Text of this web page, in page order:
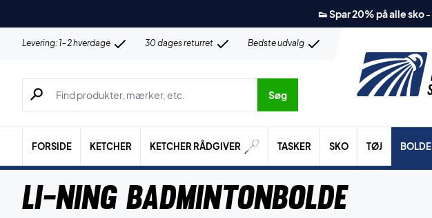
👟 Spar 20% på alle sko-
Levering: 1-2 hverdage 30 dages returret Bedste udvalg
Søg efter produkter, mærker etc.
Søg
FORSIDE KETCHER KETCHER RÅDGIVER TASKER SKO TØJ BOLDE
Li-Ning Badmintonbolde